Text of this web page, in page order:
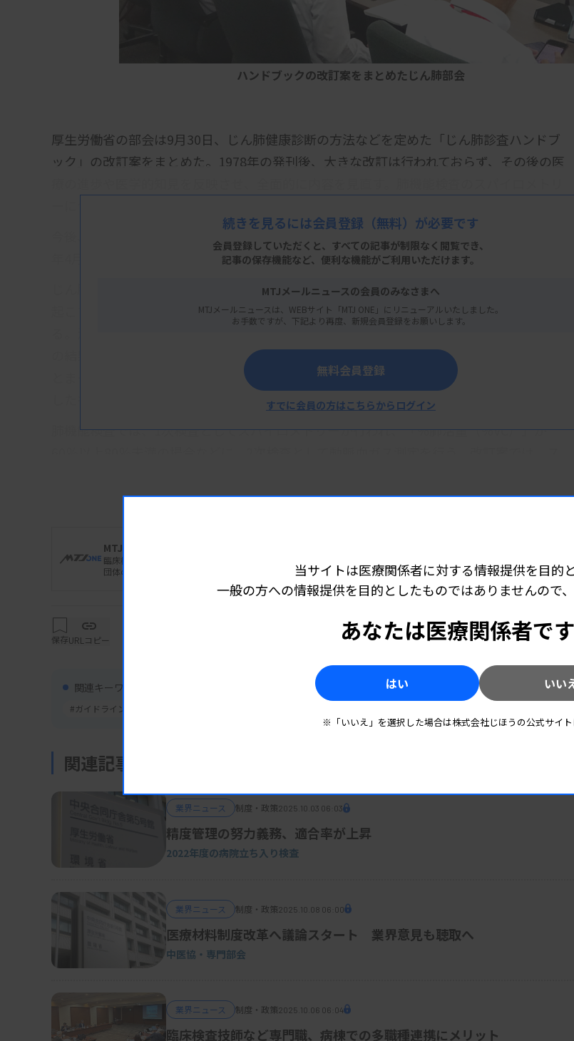
ハンドブックの改訂案をまとめたじん肺部会
厚生労働省の部会は9月30日、じん肺健康診断の方法などを定めた「じん肺診査ハンドブ
ック」の改訂案をまとめた。1978年の発刊後、大きな改訂は行われておらず、その後の医
今後、パブリックコメントを募集した上で、12月に予定する会合で改訂案を確定し、来
年4月からの適用開始を予定している。
じん肺は、工場などで吸い込んだ粉じんにより肺の組織が線維化し、呼吸困難などを引き
起こす職業関連疾患の一つ。肺結核や続発性気管支炎などの合併症を発症することもあ
の結果により「じん肺管理区分」を専門医（じん肺診査医）が決定する。今回改訂案がま
とまった診査ハンドブックは、じん肺健康診断の具体的な実施方法や判定方法などを整理
肺機能検査では、1次検査としてスパイロメトリーが行われ、「％肺活量（％VC）」が
準値の算出・判定基準までを記載。日本呼吸器学会の予測式を用いて「％VC」などを算
検査機器については、「較正シリンジや健常者を用いて、機器が正確に作動していること
を定期的に確認することが精度管理上重要」と明記した。具体的には、電源投入後10分
以上経過してから気温などの環境条件を入力し、気流型の装置は3Lシリンジを用いて気量
の較正と精度管理を毎日行うなどとした。
続きを見るには会員登録 （無料）が必要です
会員登録していただくと、すべての記事が制限なく閲覧でき、
記事の保存機能など、便利な機能がご利用いただけます。
MTJメールニュースの会員のみなさまへ
MTJメールニュースは、WEBサイト「MTJ ONE」にリニューアルいたしました。
お手数ですが、下記より再度、新規会員登録をお願いします。
無料会員登録
すでに会員の方はこちらからログイン
MTJ編集部
臨床検査業界の“いま”を的確に捉え、臨床検査技師一人ひとりを支える情報を発信していきます。検査制度や政策をはじめ
団体のトピックス、装置試薬など技術革新の動向まで幅広く取材・編集。ニュース以外の連載、企画、動画もお届けして
保存URLコピー
関連キーワード
#ガイドライン/マニュアル
関連記事
業界ニュース 制度・政策2025.10.03 06:03
精度管理の努力義務、適合率が上昇
2022年度の病院立ち入り検査
業界ニュース 制度・政策2025.10.08 06:00
医療材料制度改革へ議論スタート 業界意見も聴取へ
中医協・専門部会
業界ニュース 制度・政策2025.10.06 06:04
臨床検査技師など専門職、病棟での多職種連携にメリット
当サイトは医療関係者に対する情報提供を目的
一般の方への情報提供を目的としたものではありませんので
あなたは医療関係者で
はい いい
※「いいえ」を選択した場合は株式会社じほうの公式サイト